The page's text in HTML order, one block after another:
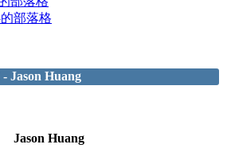
部落格
- Jason Huang
Jason Huang